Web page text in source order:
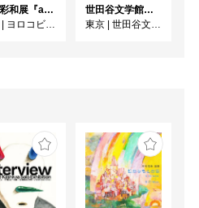
高橋彩和展『asobo』
ヨロコビtoギャラリー
世田谷文学館コレクション展 没後30年 宇野千代展
東京
世田谷文学館